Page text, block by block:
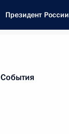
Президент России
События